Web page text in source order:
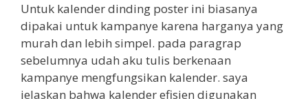
Untuk kalender dinding poster ini biasanya
dipakai untuk kampanye karena harganya yang
murah dan lebih simpel. pada paragrap
sebelumnya udah aku tulis berkenaan
kampanye mengfungsikan kalender. saya
jelaskan bahwa kalender efisien digunakan